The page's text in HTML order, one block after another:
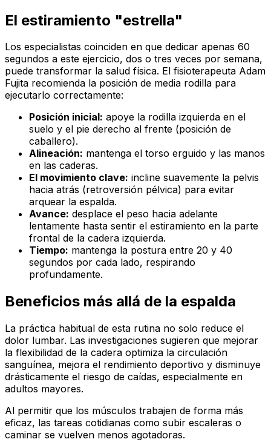
El estiramiento "estrella"
Los especialistas coinciden en que dedicar apenas 60
segundos a este ejercicio, dos o tres veces por semana,
puede transformar la salud física. El fisioterapeuta Adam
Fujita recomienda la posición de media rodilla para
ejecutarlo correctamente:
Posición inicial: apoye la rodilla izquierda en el
suelo y el pie derecho al frente (posición de
caballero).
Alineación: mantenga el torso erguido y las manos
en las caderas.
El movimiento clave: incline suavemente la pelvis
hacia atrás (retroversión pélvica) para evitar
arquear la espalda.
Avance: desplace el peso hacia adelante
lentamente hasta sentir el estiramiento en la parte
frontal de la cadera izquierda.
Tiempo: mantenga la postura entre 20 y 40
segundos por cada lado, respirando
profundamente.
Beneficios más allá de la espalda
La práctica habitual de esta rutina no solo reduce el
dolor lumbar. Las investigaciones sugieren que mejorar
la flexibilidad de la cadera optimiza la circulación
sanguínea, mejora el rendimiento deportivo y disminuye
drásticamente el riesgo de caídas, especialmente en
adultos mayores.
Al permitir que los músculos trabajen de forma más
eficaz, las tareas cotidianas como subir escaleras o
caminar se vuelven menos agotadoras.